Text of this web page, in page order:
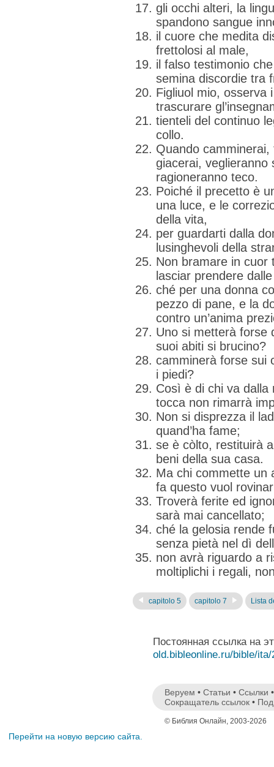
gli occhi alteri, la
spandono sangue
il cuore che medita
frettolosi al male,
il falso testimonio
semina discordie tra
Figliuol mio, osserva
trascurare
tienteli del continuo
collo.
Quando
giacerai, veglieranno
ragioneranno teco.
Poiché il precetto è
una luce, e le
della vita,
per guardarti dalla
lusinghevoli della
Non bramare in cuor
lasciar prendere
ché per una donna
pezzo di pane, e la
contro un’anima
Uno si metterà forse
suoi abiti si brucino?
camminerà forse sui
i piedi?
Così è di chi va dalla
tocca non rimarrà
Non si disprezza il
quand’ha fame;
se è còlto, restituirà
beni della sua casa.
Ma chi commette un
fa questo vuol
Troverà ferite ed
sarà mai cancellato;
ché la gelosia rende
senza pietà nel dì
non avrà riguardo a
moltiplichi i regali,
capitolo 5 capitolo 7 Lista
Постоянная ссылка на
old.bibleonline.ru/bible/ita/
Веруем • Статьи • Ссылки
Сокращатель ссылок •
© Библия Онлайн, 2003-2026
Перейти на новую версию сайта.